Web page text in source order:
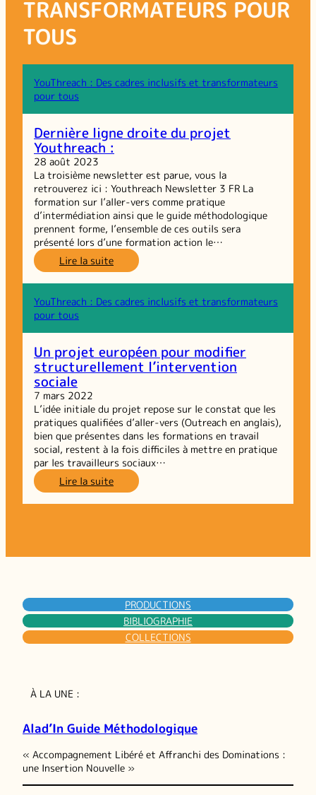
TRANSFORMATEURS POUR
TOUS
YouThreach : Des cadres inclusifs et transformateurs
pour tous
Dernière ligne droite du projet
Youthreach :
28 août 2023
La troisième newsletter est parue, vous la
retrouverez ici : Youthreach Newsletter 3 FR La
formation sur l’aller-vers comme pratique
d’intermédiation ainsi que le guide méthodologique
prennent forme, l’ensemble de ces outils sera
présenté lors d’une formation action le…
Lire la suite:
Dernière
ligne
droite
YouThreach : Des cadres inclusifs et transformateurs
pour tous
Un projet européen pour modifier
structurellement l’intervention
sociale
7 mars 2022
L’idée initiale du projet repose sur le constat que les
pratiques qualifiées d’aller-vers (Outreach en anglais),
bien que présentes dans les formations en travail
social, restent à la fois difficiles à mettre en pratique
par les travailleurs sociaux…
Lire la suite:
Un
projet
structurellement
PRODUCTIONS
BIBLIOGRAPHIE
COLLECTIONS
À LA UNE :
Alad’In Guide Méthodologique
« Accompagnement Libéré et Affranchi des Dominations :
une Insertion Nouvelle »